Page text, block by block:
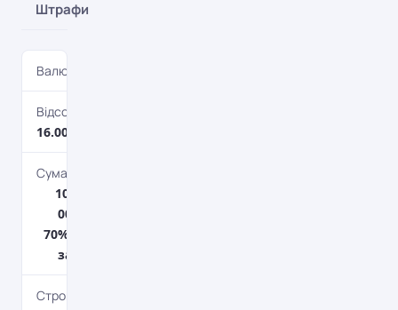
Штрафи
Валюта
Відсоткова ставка
16.00%
Сума кредиту
100 000 грн. – 2
000 000 грн.До
70% від вартості
забезпечення.
Строк